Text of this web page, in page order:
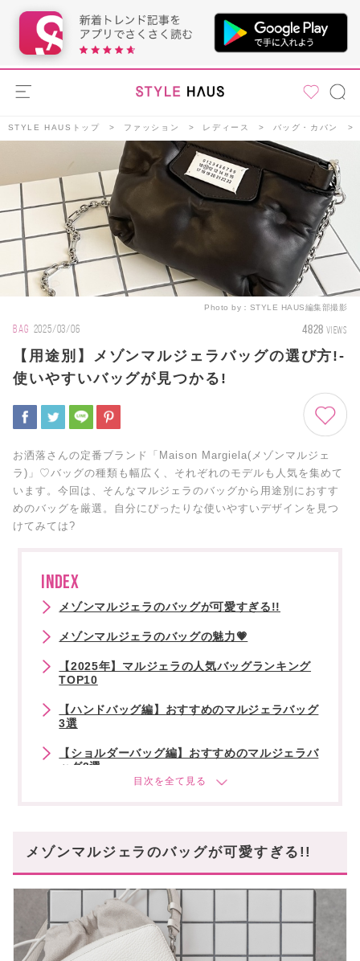
STYLE HAUSトップ ファッション レディース バッグ・カバン
Photo by： STYLE HAUS編集部撮影
BAG 2025/03/06 4828 VIEWS
【用途別】メゾンマルジェラバッグの選び方!-
使いやすいバッグが見つかる!
お洒落さんの定番ブランド「Maison Margiela(メゾンマルジェ
ラ)」♡バッグの種類も幅広く、それぞれのモデルも人気を集めて
います。今回は、そんなマルジェラのバッグから用途別におすす
めのバッグを厳選。自分にぴったりな使いやすいデザインを見つ
けてみては?
INDEX
メゾンマルジェラのバッグが可愛すぎる!!
メゾンマルジェラのバッグの魅力💗
【2025年】マルジェラの人気バッグランキング
TOP10
【ハンドバッグ編】おすすめのマルジェラバッグ
3選
【ショルダーバッグ編】おすすめのマルジェラバ
ッグ3選
ェラバッグ2選
ラバッグ2選
【大容量サイズ編】おすすめのマルジェラバッグ
2選
メゾンマルジェラのバッグが可愛すぎる!!